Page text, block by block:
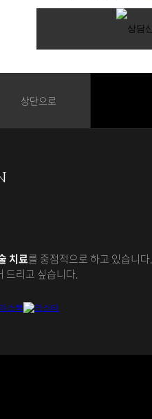
상단으로
치료를 중점적으로 하고 있습니다.
드리고 싶습니다.